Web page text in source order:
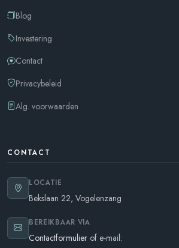
Blog
Investering
Contact
Privacybeleid
Alg. voorwaarden
CONTACT
LOCATIE
Bekslaan 22, Vogelenzang
BEREIKBAAR VIA
Contactformulier of e-mail: